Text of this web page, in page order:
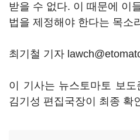
받을 수 없다. 이 때문에 이
법을 제정해야 한다는 목소
최기철 기자
이 기사는 뉴스토마토 보
김기성 편집국장이 최종 확